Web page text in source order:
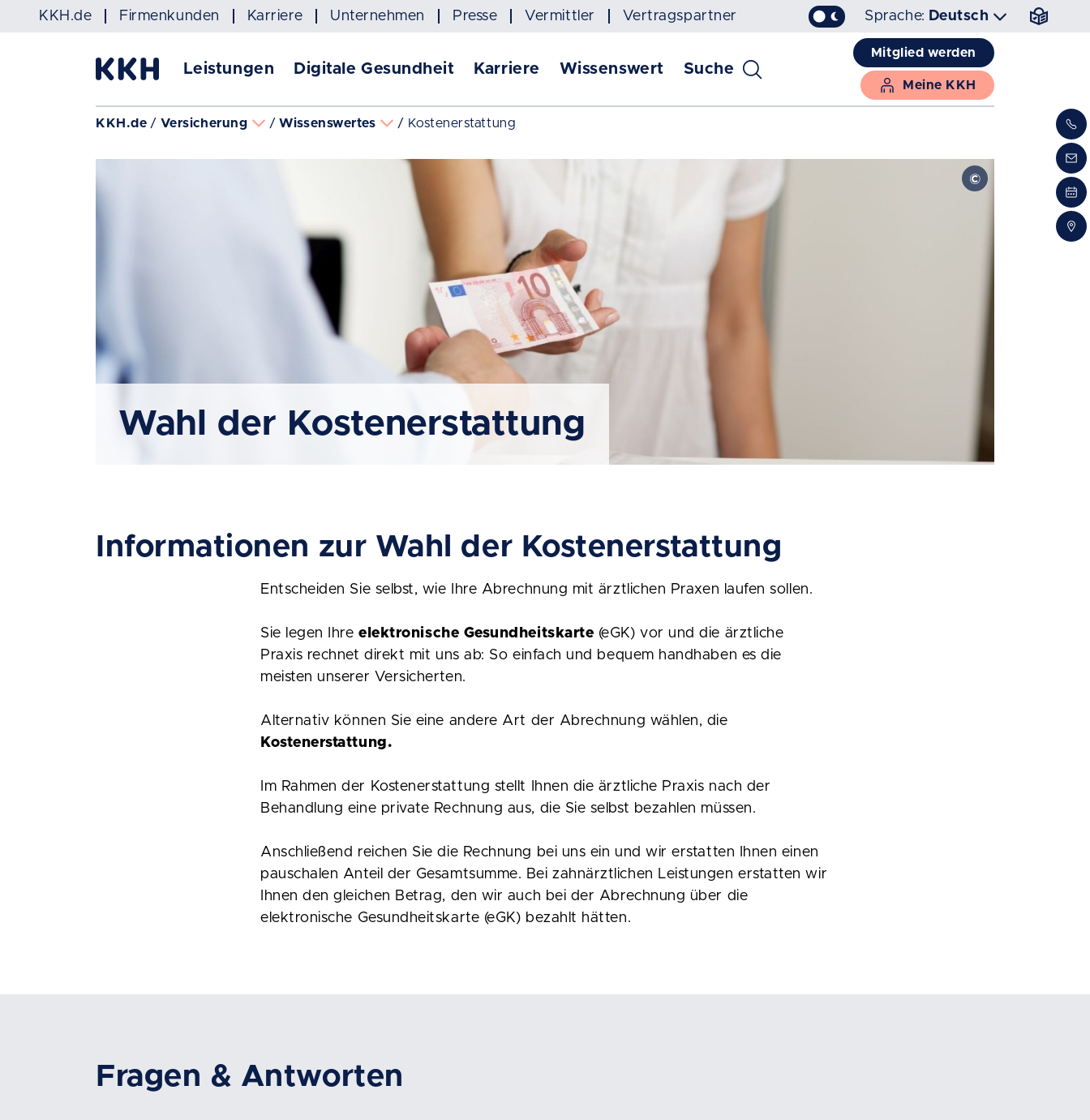
Navigation überspringen
KKH.de Firmenkunden Karriere Unternehmen Presse Vermittler Vertragspartner Sprache: Deutsch
Leistungen Digitale Gesundheit Karriere Wissenswert Suche
Mitglied werden
Meine KKH
KKH.de Versicherung Wissenswertes Kostenerstattung
Wahl der Kostenerstattung
Informationen zur Wahl der Kostenerstattung
Entscheiden Sie selbst, wie Ihre Abrechnung mit ärztlichen Praxen laufen sollen.
Sie legen Ihreelektronische Gesundheitskarte (eGK) vor und die ärztliche
Praxis rechnet direkt mit uns ab: So einfach und bequem handhaben es die
meisten unserer Versicherten.
Alternativ können Sie eine andere Art der Abrechnung wählen, die
Kostenerstattung.
Im Rahmen der Kostenerstattung stellt Ihnen die ärztliche Praxis nach der
Behandlung eine private Rechnung aus, die Sie selbst bezahlen müssen.
Anschließend reichen Sie die Rechnung bei uns ein und wir erstatten Ihnen einen
pauschalen Anteil der Gesamtsumme. Bei zahnärztlichen Leistungen erstatten wir
Ihnen den gleichen Betrag, den wir auch bei der Abrechnung über die
elektronische Gesundheitskarte (eGK) bezahlt hätten.
Fragen & Antworten